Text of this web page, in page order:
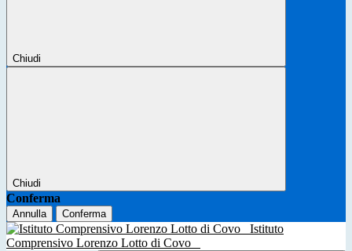
Chiudi
Chiudi
Conferma
Annulla Conferma
Istituto
Comprensivo Lorenzo Lotto di Covo